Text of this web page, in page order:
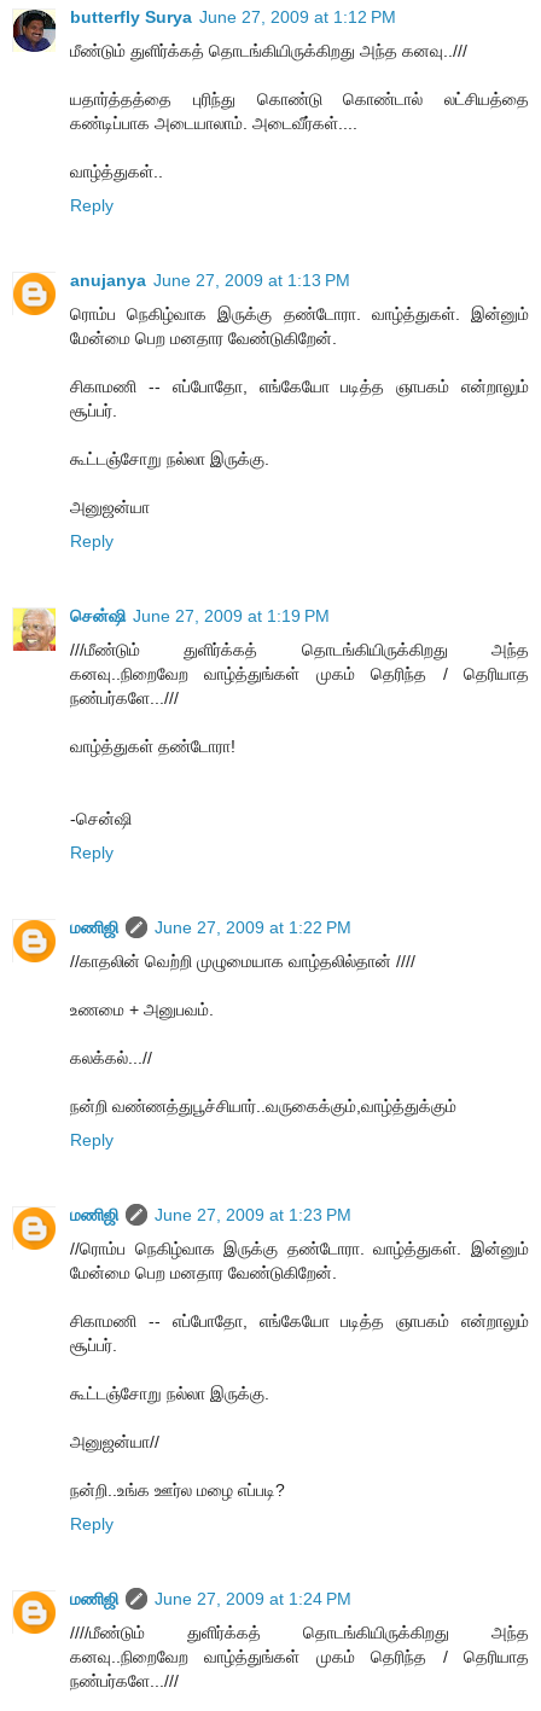
butterfly Surya June 27, 2009 at 1:12 PM
மீண்டும் துளிர்க்கத் தொடங்கியிருக்கிறது அந்த கனவு..///
யதார்த்தத்தை புரிந்து கொண்டு கொண்டால் லட்சியத்தை
கண்டிப்பாக அடையாலாம். அடைவீர்கள்....
வாழ்த்துகள்..
Reply
anujanya June 27, 2009 at 1:13 PM
ரொம்ப நெகிழ்வாக இருக்கு தண்டோரா. வாழ்த்துகள். இன்னும்
மேன்மை பெற மனதார வேண்டுகிறேன்.
சிகாமணி -- எப்போதோ, எங்கேயோ படித்த ஞாபகம் என்றாலும்
சூப்பர்.
கூட்டஞ்சோறு நல்லா இருக்கு.
அனுஜன்யா
Reply
சென்ஷி June 27, 2009 at 1:19 PM
///மீண்டும் துளிர்க்கத் தொடங்கியிருக்கிறது அந்த
கனவு..நிறைவேற வாழ்த்துங்கள் முகம் தெரிந்த / தெரியாத
நண்பர்களே...///
வாழ்த்துகள் தண்டோரா!
-சென்ஷி
Reply
மணிஜி
June 27, 2009 at 1:22 PM
//காதலின் வெற்றி முழுமையாக வாழ்தலில்தான் ////
உணமை + அனுபவம்.
கலக்கல்...//
நன்றி வண்ணத்துபூச்சியார்..வருகைக்கும்,வாழ்த்துக்கும்
Reply
மணிஜி
June 27, 2009 at 1:23 PM
//ரொம்ப நெகிழ்வாக இருக்கு தண்டோரா. வாழ்த்துகள். இன்னும்
மேன்மை பெற மனதார வேண்டுகிறேன்.
சிகாமணி -- எப்போதோ, எங்கேயோ படித்த ஞாபகம் என்றாலும்
சூப்பர்.
கூட்டஞ்சோறு நல்லா இருக்கு.
அனுஜன்யா//
நன்றி..உங்க ஊர்ல மழை எப்படி?
Reply
மணிஜி
June 27, 2009 at 1:24 PM
////மீண்டும் துளிர்க்கத் தொடங்கியிருக்கிறது அந்த
கனவு..நிறைவேற வாழ்த்துங்கள் முகம் தெரிந்த / தெரியாத
நண்பர்களே...///